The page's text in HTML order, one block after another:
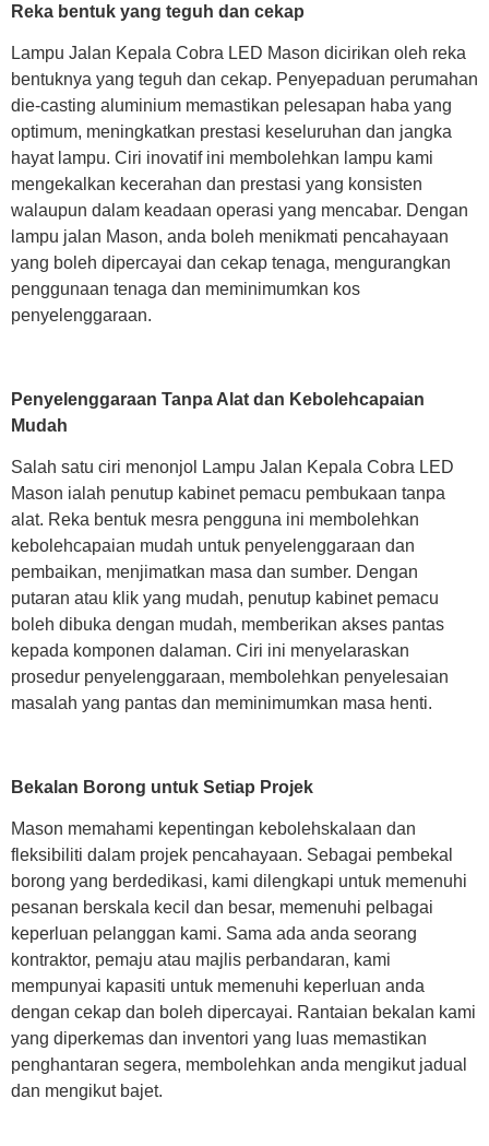
Reka bentuk yang teguh dan cekap
Lampu Jalan Kepala Cobra LED Mason dicirikan oleh reka
bentuknya yang teguh dan cekap. Penyepaduan perumahan
die-casting aluminium memastikan pelesapan haba yang
optimum, meningkatkan prestasi keseluruhan dan jangka
hayat lampu. Ciri inovatif ini membolehkan lampu kami
mengekalkan kecerahan dan prestasi yang konsisten
walaupun dalam keadaan operasi yang mencabar. Dengan
lampu jalan Mason, anda boleh menikmati pencahayaan
yang boleh dipercayai dan cekap tenaga, mengurangkan
penggunaan tenaga dan meminimumkan kos
penyelenggaraan.
Penyelenggaraan Tanpa Alat dan Kebolehcapaian
Mudah
Salah satu ciri menonjol Lampu Jalan Kepala Cobra LED
Mason ialah penutup kabinet pemacu pembukaan tanpa
alat. Reka bentuk mesra pengguna ini membolehkan
kebolehcapaian mudah untuk penyelenggaraan dan
pembaikan, menjimatkan masa dan sumber. Dengan
putaran atau klik yang mudah, penutup kabinet pemacu
boleh dibuka dengan mudah, memberikan akses pantas
kepada komponen dalaman. Ciri ini menyelaraskan
prosedur penyelenggaraan, membolehkan penyelesaian
masalah yang pantas dan meminimumkan masa henti.
Bekalan Borong untuk Setiap Projek
Mason memahami kepentingan kebolehskalaan dan
fleksibiliti dalam projek pencahayaan. Sebagai pembekal
borong yang berdedikasi, kami dilengkapi untuk memenuhi
pesanan berskala kecil dan besar, memenuhi pelbagai
keperluan pelanggan kami. Sama ada anda seorang
kontraktor, pemaju atau majlis perbandaran, kami
mempunyai kapasiti untuk memenuhi keperluan anda
dengan cekap dan boleh dipercayai. Rantaian bekalan kami
yang diperkemas dan inventori yang luas memastikan
penghantaran segera, membolehkan anda mengikut jadual
dan mengikut bajet.